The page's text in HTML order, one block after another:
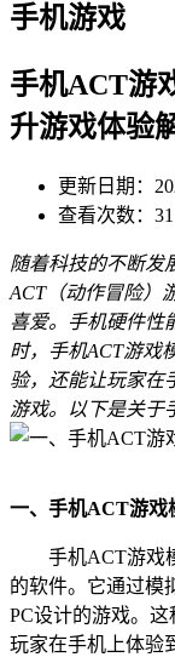
手机游戏
手机ACT游
升游戏体验
更新日期：
查看次数：31
随着科技的不断发
ACT（动作冒险）
喜爱。手机硬件性
时，手机ACT游戏
验，还能让玩家在
游戏。以下是关于
一、手机ACT游戏
手机ACT游戏
的软件。它通过模
PC设计的游戏。
玩家在手机上体验